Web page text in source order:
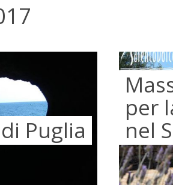
Puglia
per
nel